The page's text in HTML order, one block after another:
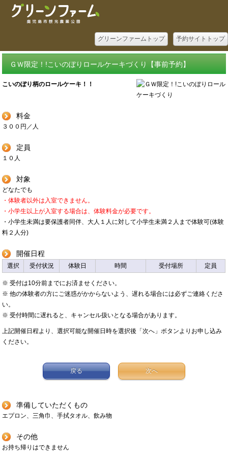
予約サイトトップ
グリーンファームトップ
ＧＷ限定！!こいのぼりロールケーキづくり【事前予約】
こいのぼり柄のロールケーキ！！
料金
３００円／人
定員
１０人
対象
どなたでも
・体験者以外は入室できません。
・小学生以上が入室する場合は、体験料金が必要です。
・小学生未満は要保護者同伴、大人１人に対して小学生未満２人まで体験可(体験
料２人分)
開催日程
選択 受付状況 体験日 時間 受付場所 定員
※ 受付は10分前までにお済ませください。
※ 他の体験者の方にご迷惑がかからないよう、遅れる場合には必ずご連絡くださ
い。
※ 受付時間に遅れると、キャンセル扱いとなる場合があります。
上記開催日程より、選択可能な開催日時を選択後「次へ」ボタンよりお申し込み
ください。
戻る 次へ
準備していただくもの
エプロン、三角巾、手拭タオル、飲み物
その他
お持ち帰りはできません